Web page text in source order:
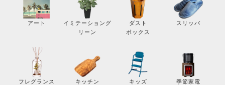
アート
イミテーショング
リーン
ダスト
ボックス
スリッパ
フレグランス キッチン キッズ 季節家電